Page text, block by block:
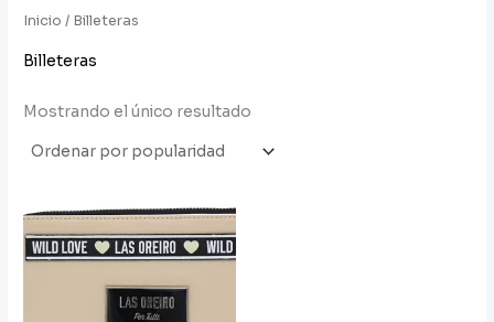
Inicio / Billeteras
Billeteras
Mostrando el único resultado